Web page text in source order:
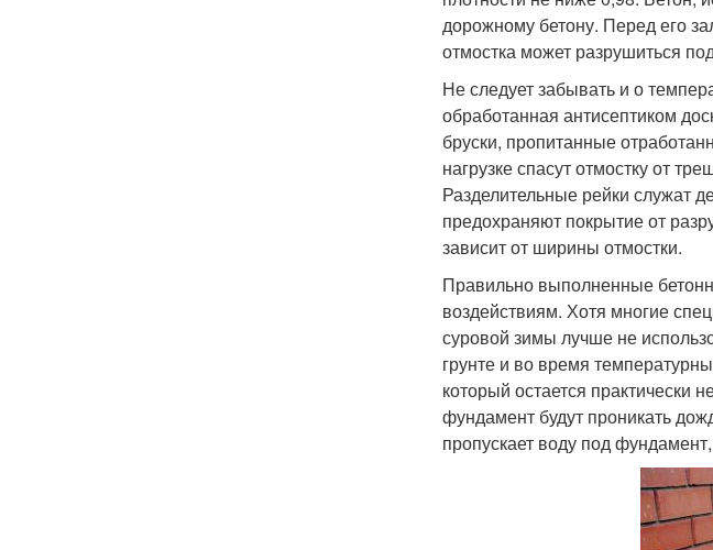
дорожному бетону. Перед его
отмостка может разрушиться
Не следует забывать и о
обработанная антисептиком
бруски, пропитанные
нагрузке спасут отмостку от
Разделительные рейки служат
предохраняют покрытие от
зависит от ширины отмостки.
Правильно выполненные
воздействиям. Хотя многие
суровой зимы лучше не
грунте и во время
который остается практически
фундамент будут проникать
пропускает воду под